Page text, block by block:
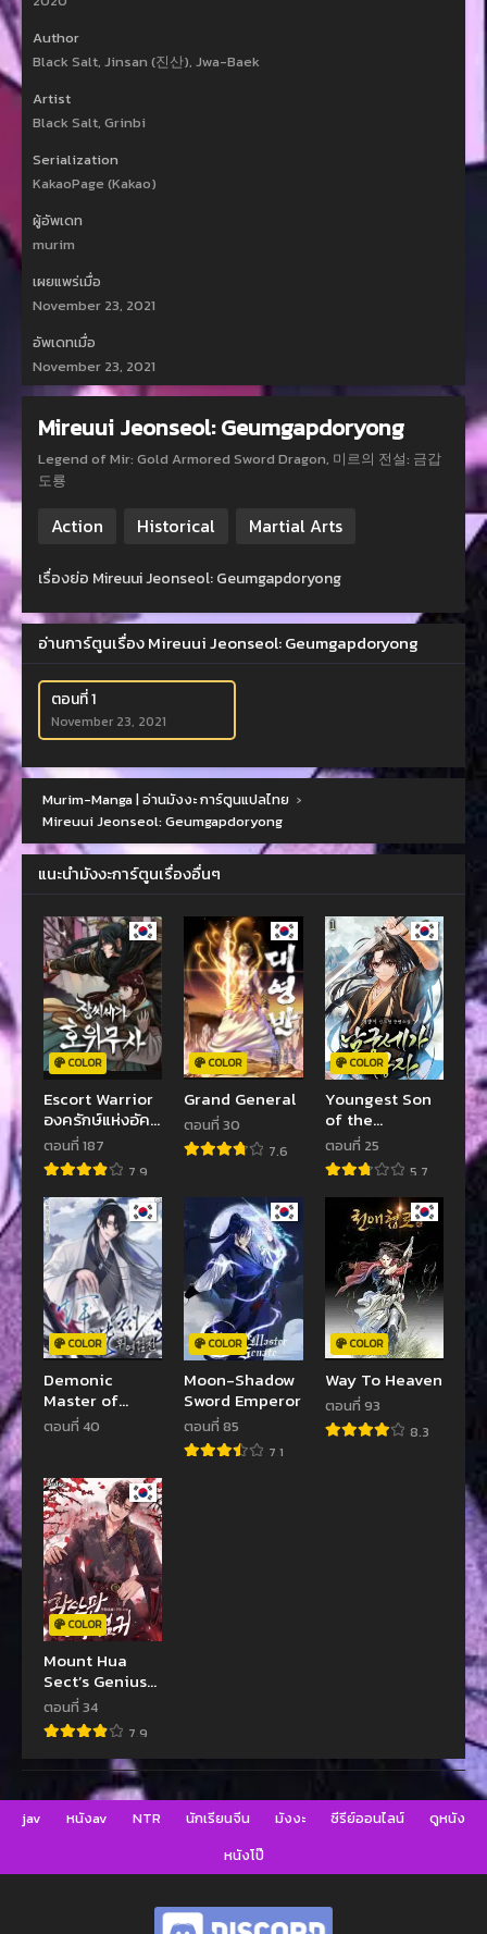
Author
Black Salt, Jinsan (진산), Jwa-Baek
Artist
Black Salt, Grinbi
Serialization
KakaoPage (Kakao)
ผู้อัพเดท
murim
เผยแพร่เมื่อ
November 23, 2021
อัพเดทเมื่อ
November 23, 2021
Mireuui Jeonseol: Geumgapdoryong
Legend of Mir: Gold Armored Sword Dragon, 미르의 전설: 금갑
도룡
Action Historical Martial Arts
เรื่องย่อ Mireuui Jeonseol: Geumgapdoryong
อ่านการ์ตูนเรื่อง Mireuui Jeonseol: Geumgapdoryong
ตอนที่ 1
November 23, 2021
Murim-Manga | อ่านมังงะ การ์ตูนแปลไทย ›
Mireuui Jeonseol: Geumgapdoryong
แนะนำมังงะการ์ตูนเรื่องอื่นๆ
COLOR
Escort Warrior
องครักษ์แห่งอัคร
สกุลจาง
ตอนที่ 187
7.9
COLOR
Grand General
ตอนที่ 30
7.6
COLOR
Youngest Son
of the
NamGung Clan
ตอนที่ 25
5.7
COLOR
Demonic
Master of
Mount Kunlun
ตอนที่ 40
COLOR
Moon-Shadow
Sword Emperor
ตอนที่ 85
7.1
COLOR
Way To Heaven
ตอนที่ 93
8.3
COLOR
Mount Hua
Sect’s Genius
Phantom
Swordsman
ตอนที่ 34
7.9
jav หนังav NTR นักเรียนจีน มังงะ ซีรีย์ออนไลน์
ดูหนัง
หนังโป๊